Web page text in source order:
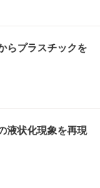
らプラスチックを
液状化現象を再現